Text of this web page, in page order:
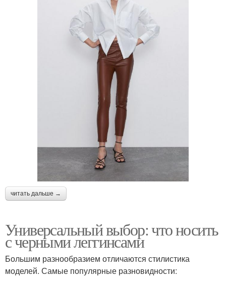
читать дальше →
Универсальный выбор: что носить
с черными леггинсами
Большим разнообразием отличаются стилистика
моделей. Самые популярные разновидности: